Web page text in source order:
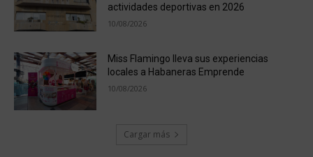
actividades deportivas en 2026
10/08/2026
Miss Flamingo lleva sus experiencias
locales a Habaneras Emprende
10/08/2026
Cargar más